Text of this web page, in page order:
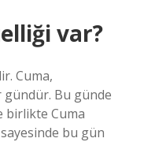
var?
Cuma,
Bu günde
birlikte Cuma
bu gün